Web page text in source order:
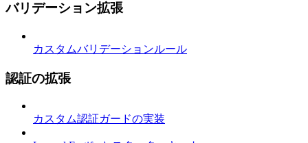
バリデーション拡張
カスタムバリデーションルール
認証の拡張
カスタム認証ガードの実装